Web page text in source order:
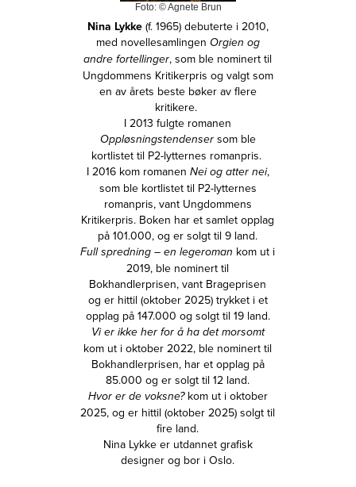
Foto: © Agnete Brun
Nina Lykke (f. 1965) debuterte i 2010,
med novellesamlingen Orgien og
andre fortellinger, som ble nominert til
Ungdommens Kritikerpris og valgt som
en av årets beste bøker av flere
kritikere.
I 2013 fulgte romanen
Oppløsningstendensersom ble
kortlistet til P2-lytternes romanpris.
I 2016 kom romanen Nei og atter nei,
som ble kortlistet til P2-lytternes
romanpris, vant Ungdommens
Kritikerpris. Boken har et samlet opplag
på 101.000, og er solgt til 9 land.
Full spredning – en legeroman kom ut i
2019, ble nominert til
Bokhandlerprisen, vant Brageprisen
og er hittil (oktober 2025) trykket i et
opplag på 147.000 og solgt til 19 land.
Vi er ikke her for å ha det morsomt
kom ut i oktober 2022, ble nominert til
Bokhandlerprisen, har et opplag på
85.000 og er solgt til 12 land.
Hvor er de voksne?kom ut i oktober
2025, og er hittil (oktober 2025) solgt til
fire land.
Nina Lykke er utdannet grafisk
designer og bor i Oslo.